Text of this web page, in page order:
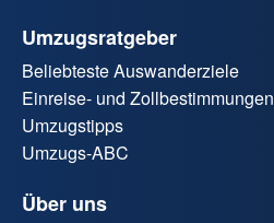
Umzugsratgeber
Beliebteste Auswanderziele
Einreise- und Zollbestimmungen
Umzugstipps
Umzugs-ABC
Über uns